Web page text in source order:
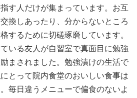
す人だけが集まっています。お互
換しあったり、分からないところ
するために切磋琢磨しています。
いる友人が自習室で真面目に勉強
まされました。勉強漬けの生活で
とって院内食堂のおいしい食事は
毎日違うメニューで偏食のないよ